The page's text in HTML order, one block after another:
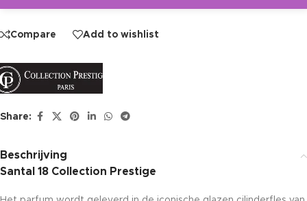
Compare Add to wishlist
Share:
Beschrijving
Santal 18 Collection Prestige